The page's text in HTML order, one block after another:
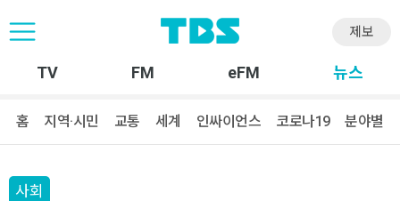
제보
TV FM eFM 뉴스
홈 지역·시민 교통 세계 인싸이언스 코로나19 분야별
사회